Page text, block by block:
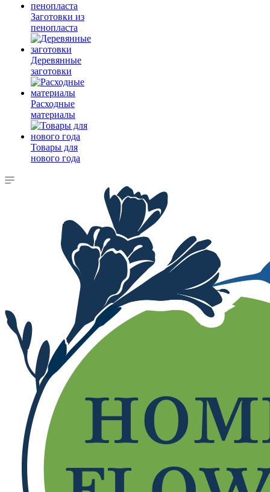
Заготовки из
пенопласта
Деревянные
заготовки
Расходные
материалы
Товары для
нового года